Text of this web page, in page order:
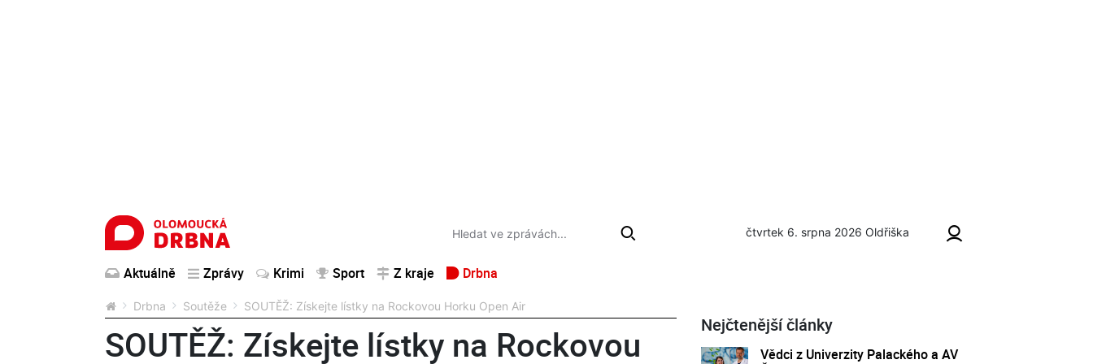
čtvrtek 6. srpna 2026 Oldřiška
Aktuálně Zprávy Krimi Sport Z kraje Drbna
Drbna Soutěže SOUTĚŽ: Získejte lístky na Rockovou Horku Open Air
SOUTĚŽ: Získejte lístky na Rockovou
Nejčtenější články
Vědci z Univerzity Palackého a AV